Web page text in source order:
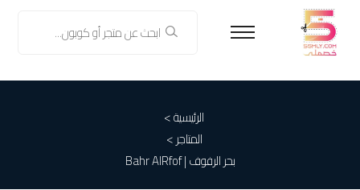
الرئيسية >
المتاجر >
بحر الرفوف | Bahr AlRfof